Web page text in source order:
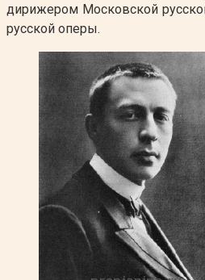
дирижером Московской
русской оперы.